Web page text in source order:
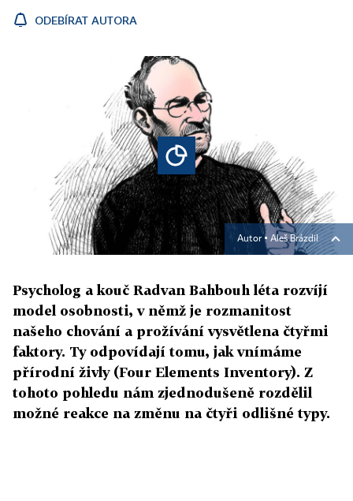
ODEBÍRAT AUTORA
Autor ▪ Aleš Brázdil
Psycholog a kouč Radvan Bahbouh léta rozvíjí
model osobnosti, v němž je rozmanitost
našeho chování a prožívání vysvětlena čtyřmi
faktory. Ty odpovídají tomu, jak vnímáme
přírodní živly (Four Elements Inventory). Z
tohoto pohledu nám zjednodušeně rozdělil
možné reakce na změnu na čtyři odlišné typy.